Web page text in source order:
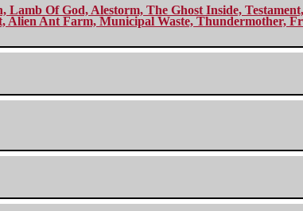
Lamb Of God, Alestorm, The Ghost Inside,
Alien Ant Farm, Municipal Waste, Thundermother,